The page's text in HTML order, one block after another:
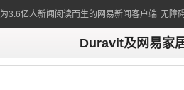
为3.6亿人新闻阅读而生的网易新闻客户端 无障
Duravit及网易家